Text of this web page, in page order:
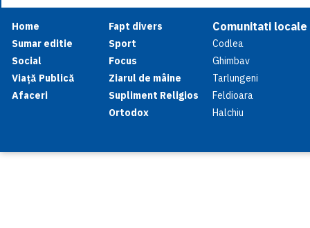
Home
Sumar editie
Social
Viață Publică
Afaceri
Fapt divers
Sport
Focus
Ziarul de mâine
Supliment Religios
Ortodox
Comunitati locale
Codlea
Ghimbav
Tarlungeni
Feldioara
Halchiu